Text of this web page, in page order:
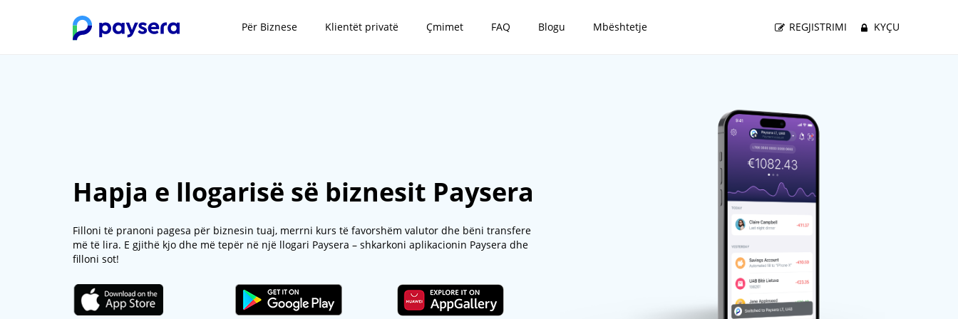
Për Biznese Klientët privatë Çmimet FAQ Blogu Mbështetje REGJISTRIMI KYÇU
Hapja e llogarisë së biznesit Paysera
Filloni të pranoni pagesa për biznesin tuaj, merrni kurs të favorshëm valutor dhe bëni transfere
më të lira. E gjithë kjo dhe më tepër në një llogari Paysera – shkarkoni aplikacionin Paysera dhe
filloni sot!